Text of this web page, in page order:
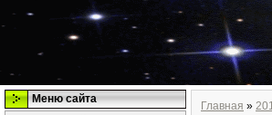
Меню сайта
Главная »